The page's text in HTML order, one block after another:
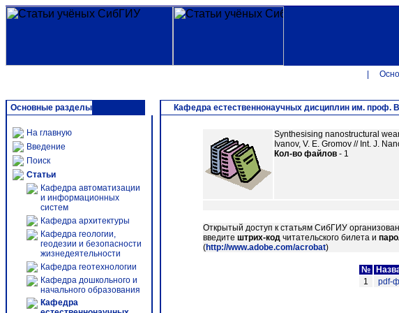
Основные разделы
На главную
Введение
Поиск
Статьи
Кафедра автоматизации
и информационных
систем
Кафедра архитектуры
Кафедра геологии,
геодезии и безопасности
жизнедеятельности
Кафедра геотехнологии
Кафедра дошкольного и
начального образования
Кафедра
Кафедра естественнонаучных дисциплин им. проф.
Synthesising nanostructural
Ivanov, V. E. Gromov // Int. J.
Кол-во файлов - 1
Открытый доступ к статьям СибГИУ
введите штрих-код читательского билета и
(http://www.adobe.com/acrobat)
№
1
pdf-